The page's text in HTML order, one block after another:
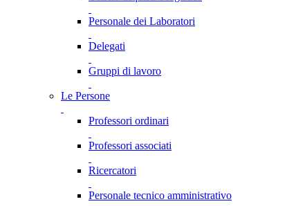
Personale dei Laboratori
Delegati
Gruppi di lavoro
Le Persone
Professori ordinari
Professori associati
Ricercatori
Personale tecnico amministrativo